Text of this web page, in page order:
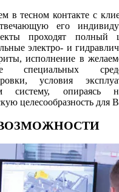
в тесном контакте с
его
проходят полный
электро- и
исполнение в
специальных
условия
систему,
целесообразность для